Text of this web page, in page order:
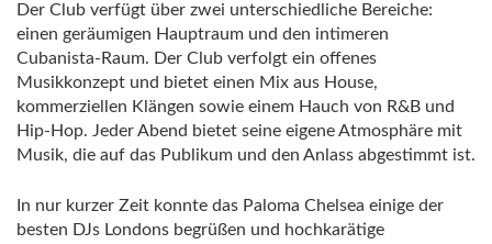
Der Club verfügt über zwei unterschiedliche Bereiche:
einen geräumigen Hauptraum und den intimeren
Cubanista-Raum. Der Club verfolgt ein offenes
Musikkonzept und bietet einen Mix aus House,
kommerziellen Klängen sowie einem Hauch von R&B und
Hip-Hop. Jeder Abend bietet seine eigene Atmosphäre mit
Musik, die auf das Publikum und den Anlass abgestimmt ist.
In nur kurzer Zeit konnte das Paloma Chelsea einige der
besten DJs Londons begrüßen und hochkarätige